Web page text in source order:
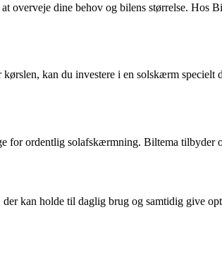
dine behov og bilens størrelse. Hos
kan du investere i en solskærm
for ordentlig solafskærmning. Biltema tilbyder
kan holde til daglig brug og samtidig give